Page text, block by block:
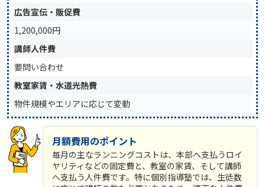
広告宣伝・販促費
1,200,000円
講師人件費
要問い合わせ
教室家賃・水道光熱費
物件規模やエリアに応じて変動
月額費用のポイント
毎月の主なランニングコストは、本部へ支払うロイ
ヤリティなどの固定費と、教室の家賃、そして講師
へ支払う人件費です。特に個別指導塾では、生徒数